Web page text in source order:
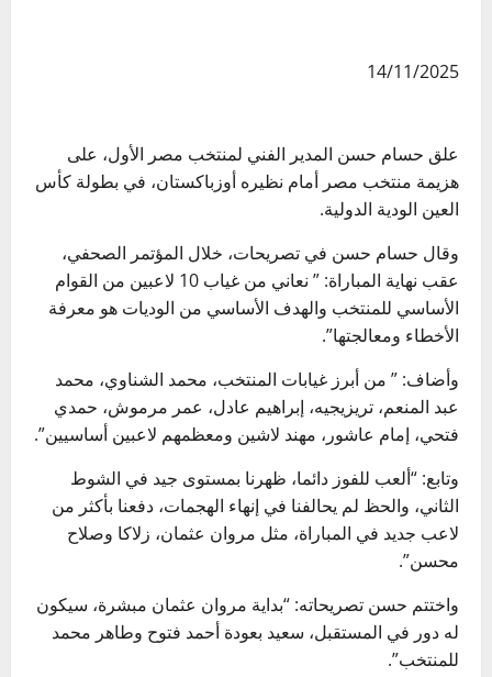
14/11/2025
علق حسام حسن المدير الفني لمنتخب مصر الأول، على
هزيمة منتخب مصر أمام نظيره أوزباكستان، في بطولة كأس
العين الودية الدولية.
وقال حسام حسن في تصريحات، خلال المؤتمر الصحفي،
عقب نهاية المباراة: ” نعاني من غياب 10 لاعبين من القوام
الأساسي للمنتخب والهدف الأساسي من الوديات هو معرفة
الأخطاء ومعالجتها”.
وأضاف: ” من أبرز غيابات المنتخب، محمد الشناوي، محمد
عبد المنعم، تريزيجيه، إبراهيم عادل، عمر مرموش، حمدي
فتحي، إمام عاشور، مهند لاشين ومعظمهم لاعبين أساسيين”.
وتابع: “ألعب للفوز دائما، ظهرنا بمستوى جيد في ⁠الشوط
الثاني، والحظ لم يحالفنا في إنهاء الهجمات، دفعنا بأكثر من
لاعب جديد في المباراة، مثل مروان عثمان، زلاكا وصلاح
محسن”.
واختتم حسن تصريحاته: “⁠بداية مروان عثمان مبشرة، سيكون
له دور في المستقبل، ⁠سعيد بعودة أحمد فتوح وطاهر محمد
للمنتخب”.